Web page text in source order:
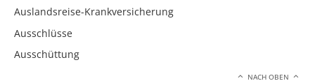
Auslandsreise-Krankversicherung
Ausschlüsse
Ausschüttung
NACH OBEN